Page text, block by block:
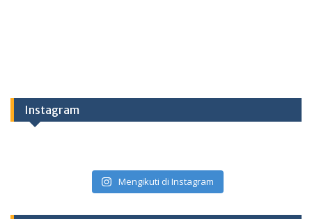
Instagram
Mengikuti di Instagram